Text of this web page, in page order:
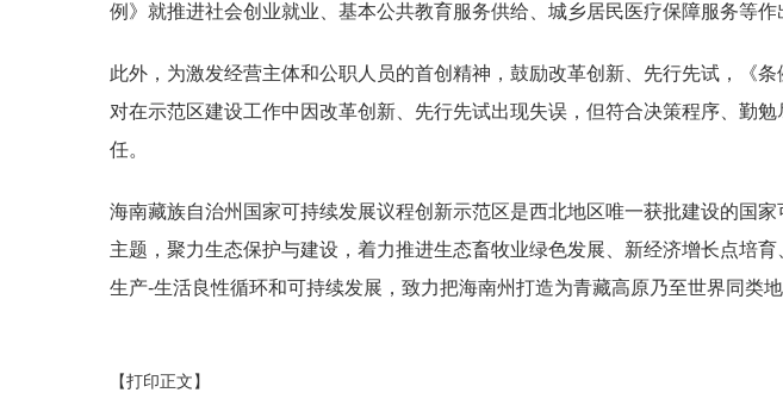
例》就推进社会创业就业、基本公共教育服务供给、城乡居民医疗保障服务等作
此外，为激发经营主体和公职人员的首创精神，鼓励改革创新、先行先试，《
对在示范区建设工作中因改革创新、先行先试出现失误，但符合决策程序、勤
任。
海南藏族自治州国家可持续发展议程创新示范区是西北地区唯一获批建设的国
主题，聚力生态保护与建设，着力推进生态畜牧业绿色发展、新经济增长点培
生产-生活良性循环和可持续发展，致力把海南州打造为青藏高原乃至世界同类
【打印正文】